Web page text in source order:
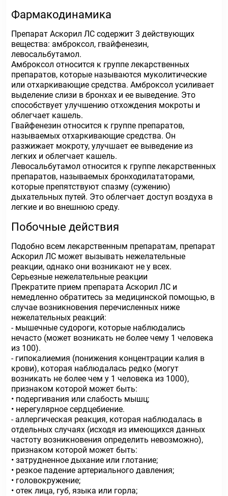
Фармакодинамика
Препарат Аскорил ЛС содержит 3 действующих
вещества: амброксол, гвайфенезин,
левосальбутамол.
Амброксол относится к группе лекарственных
препаратов, которые называются муколитические
или отхаркивающие средства. Амброксол усиливает
выделение слизи в бронхах и ее выведение. Это
способствует улучшению отхождения мокроты и
облегчает кашель.
Гвайфенезин относится к группе препаратов,
называемых отхаркивающие средства. Он
разжижает мокроту, улучшает ее выведение из
легких и облегчает кашель.
Левосальбутамол относится к группе лекарственных
препаратов, называемых бронходилататорами,
которые препятствуют спазму (сужению)
дыхательных путей. Это облегчает доступ воздуха в
легкие и во внешнюю среду.
Побочные действия
Подобно всем лекарственным препаратам, препарат
Аскорил ЛС может вызывать нежелательные
реакции, однако они возникают не у всех.
Серьезные нежелательные реакции
Прекратите прием препарата Аскорил ЛС и
немедленно обратитесь за медицинской помощью, в
случае возникновения перечисленных ниже
нежелательных реакций:
- мышечные судороги, которые наблюдались
нечасто (может возникать не более чему 1 человека
из 100).
- гипокалиемия (понижения концентрации калия в
крови), которая наблюдалась редко (могут
возникать не более чем у 1 человека из 1000),
признаком которой может быть:
• подергивания или слабость мышц;
• нерегулярное сердцебиение.
- аллергическая реакция, которая наблюдалась в
отдельных случаях (исходя из имеющихся данных
частоту возникновения определить невозможно),
признаком которой может быть:
• затрудненное дыхание или глотание;
• резкое падение артериального давления;
• головокружение;
• отек лица, губ, языка или горла;